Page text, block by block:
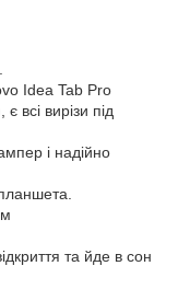
Idea Tab Pro
всі вирізи під
і надійно
та йде в сон